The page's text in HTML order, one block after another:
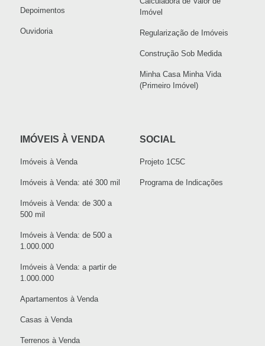
Depoimentos
Ouvidoria
Imóvel
Regularização de Imóveis
Construção Sob Medida
Minha Casa Minha Vida
(Primeiro Imóvel)
IMÓVEIS À VENDA
Imóveis à Venda
Imóveis à Venda: até 300 mil
Imóveis à Venda: de 300 a
500 mil
Imóveis à Venda: de 500 a
1.000.000
Imóveis à Venda: a partir de
1.000.000
Apartamentos à Venda
Casas à Venda
Terrenos à Venda
SOCIAL
Projeto 1C5C
Programa de Indicações